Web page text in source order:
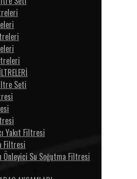
Seti
Yakıt Filtresi
Filtresi
Önleyici Su Soğutma Filtresi